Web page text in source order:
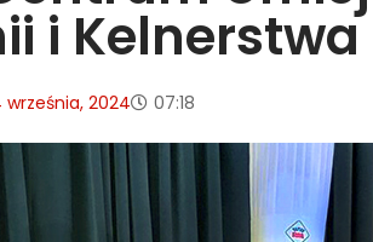
i Kelnerstwa
września, 2024 07:18